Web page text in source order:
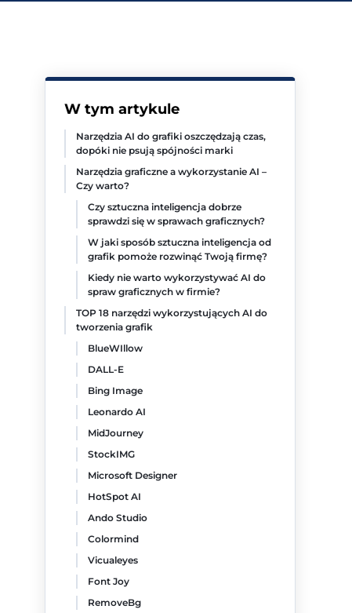
W tym artykule
Narzędzia AI do grafiki oszczędzają czas,
dopóki nie psują spójności marki
Narzędzia graficzne a wykorzystanie AI –
Czy warto?
Czy sztuczna inteligencja dobrze
sprawdzi się w sprawach graficznych?
W jaki sposób sztuczna inteligencja od
grafik pomoże rozwinąć Twoją firmę?
Kiedy nie warto wykorzystywać AI do
spraw graficznych w firmie?
TOP 18 narzędzi wykorzystujących AI do
tworzenia grafik
BlueWIllow
DALL-E
Bing Image
Leonardo AI
MidJourney
StockIMG
Microsoft Designer
HotSpot AI
Ando Studio
Colormind
Vicualeyes
Font Joy
RemoveBg